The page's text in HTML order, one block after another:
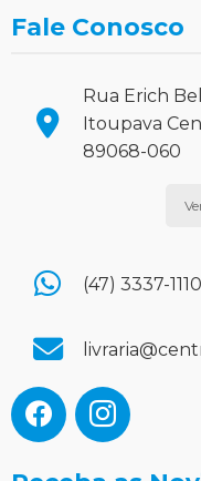
Fale Conosco
Rua Erich
Itoupava
89068-060
(47) 3337-1110